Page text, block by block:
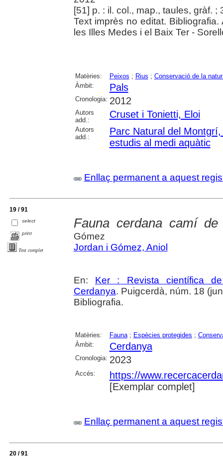
[51] p. : il. col., map., taules, gràf. ;
Text imprès no editat.
les Illes Medes i el Baix Ter -
Matèries: Peixos ; Rius ; Conservació de la
Àmbit:
Pals
Cronologia: 2012
Autors
add.:
Cruset i Tonietti, Eloi
Autors
add.:
Parc Natural del
estudis al medi aquàtic
Enllaç permanent a aquest
19 / 91
select
print
Text complet
Fauna cerdana camí
Gómez
Jordan i Gómez, Aniol
En: Ker : Revista científica
Cerdanya. Puigcerdà, núm. 18
Bibliografia.
Matèries: Fauna; Espècies protegides ;
Àmbit:
Cerdanya
Cronologia: 2023
Accés:
https://
[Exemplar complet]
Enllaç permanent a aquest
20 / 91